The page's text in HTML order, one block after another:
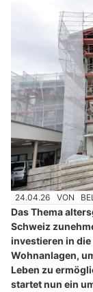
24.04.26 VON
Das Thema
Schweiz
investieren in
Wohnanlagen,
Leben zu
startet nun ein